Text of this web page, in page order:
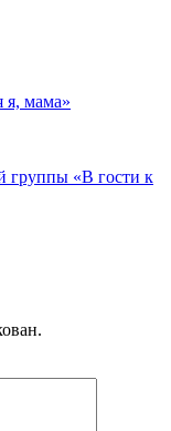
мама»
группы «В гости к